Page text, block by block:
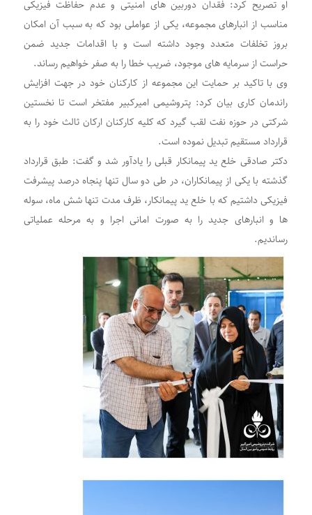
او تصریح کرد: فقدان دوربین های امنیتی و عدم حفاظت فیزیکی
مناسب از انبارهای مجموعه، یکی از عواملی بود که به سبب آن امکان
بروز تخلفات متعدد وجود داشته است و با اقدامات جدید ضمن
حراست از سرمایه های موجود، ضریب خطا را به صفر خواهیم رساند.
وی با تاکید بر حمایت این مجموعه از کارکنان خود در جهت افزایش
راندمان کاری بیان کرد: پتروشیمی امیرکبیر مفتخر است تا نخستین
شرکتی در حوزه نفت لقب گیرد که کلیه کارکنان ارکان ثالث خود را به
قرارداد مستقیم تبدیل نموده است.
دکتر صادقی خلع ید پیمانکار قبلی را یادآور شد و گفت: طبق قرارداد
گذشته با یکی از پیمانکاران، در طی دو سال تنها پنجاه درصد پیشرفت
فیزیکی داشتیم که با خلع ید پیمانکار، ظرف مدت تنها شش ماه، سوله
ها و انبارهای جدید را به صورت امانی اجرا و به مرحله عملیاتی
رساندیم.